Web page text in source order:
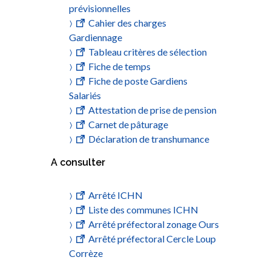
prévisionnelles
Cahier des charges
Gardiennage
Tableau critères de sélection
Fiche de temps
Fiche de poste Gardiens
Salariés
Attestation de prise de pension
Carnet de pâturage
Déclaration de transhumance
A consulter
Arrêté ICHN
Liste des communes ICHN
Arrêté préfectoral zonage Ours
Arrêté préfectoral Cercle Loup
Corrèze